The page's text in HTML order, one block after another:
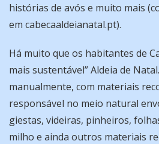
histórias de avós e muito mais
em cabecaaldeianatal.pt).
Há muito que os habitantes de
mais sustentável” Aldeia de
manualmente, com materiais
responsável no meio natural
giestas, videiras, pinheiros,
milho e ainda outros materiais